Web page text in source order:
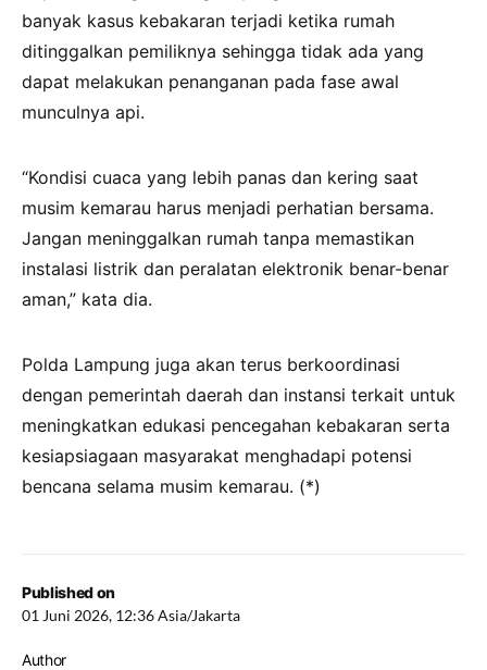
Published on
01 Juni 2026, 12:36 Asia/Jakarta
Author
banyak kasus kebakaran terjadi ketika rumah
ditinggalkan pemiliknya sehingga tidak ada yang
dapat melakukan penanganan pada fase awal
munculnya api.
“Kondisi cuaca yang lebih panas dan kering saat
musim kemarau harus menjadi perhatian bersama.
Jangan meninggalkan rumah tanpa memastikan
instalasi listrik dan peralatan elektronik benar-benar
aman,” kata dia.
Polda Lampung juga akan terus berkoordinasi
dengan pemerintah daerah dan instansi terkait untuk
meningkatkan edukasi pencegahan kebakaran serta
kesiapsiagaan masyarakat menghadapi potensi
bencana selama musim kemarau. (*)